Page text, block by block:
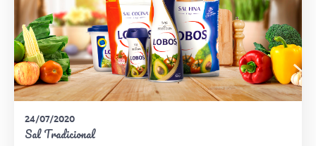
24/07/2020
Sal Tradicional